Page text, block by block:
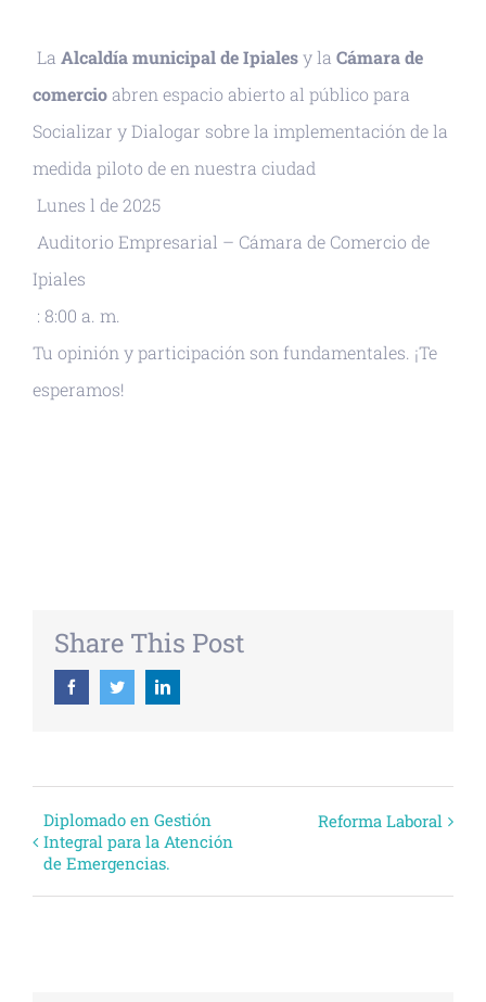
La Alcaldía municipal de Ipialesy la Cámara de
comercioabren espacio abierto al público para
Socializar y Dialogar sobre la implementación de la
medida piloto de en nuestra ciudad
Lunes l de 2025
Auditorio Empresarial – Cámara de Comercio de
Ipiales
: 8:00 a. m.
Tu opinión y participación son fundamentales. ¡Te
esperamos!
Share This Post
FacebookTwitterLinkedin
Evento
Navegación
Diplomado en Gestión
Integral para la Atención
de Emergencias.
Reforma Laboral